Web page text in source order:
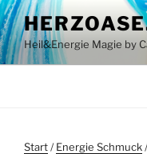
Zum
Inhalt
springenHeil&Energie Magie by
Start/Energie Schmuck